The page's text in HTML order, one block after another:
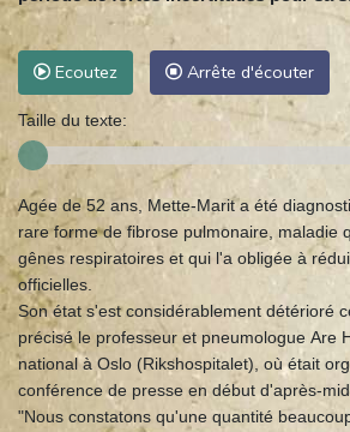
Ecoutez Arrête d'écouter
Taille du texte:
Agée de 52 ans, Mette-Marit a été
rare forme de fibrose pulmonaire, maladie
gênes respiratoires et qui l'a obligée à
officielles.
Son état s'est considérablement détérioré
précisé le professeur et pneumologue Are
national à Oslo (Rikshospitalet), où était
conférence de presse en début d'après-
"Nous constatons qu'une quantité